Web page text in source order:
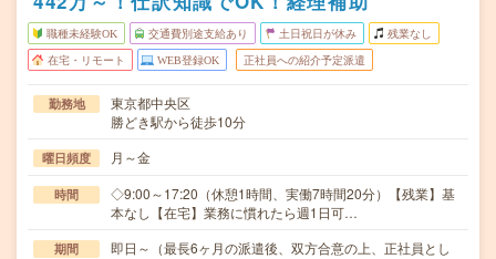
職種未経験OK 交通費別途支給あり 土日祝日が休み 残業なし
在宅・リモート WEB登録OK 正社員への紹介予定派遣
勤務地
東京都中央区
勝どき駅から徒歩10分
曜日頻度 月～金
時間
◇9:00～17:20（休憩1時間、実働7時間20分）【残業】基
本なし【在宅】業務に慣れたら週1日可…
期間
即日～（最長6ヶ月の派遣後、双方合意の上、正社員とし